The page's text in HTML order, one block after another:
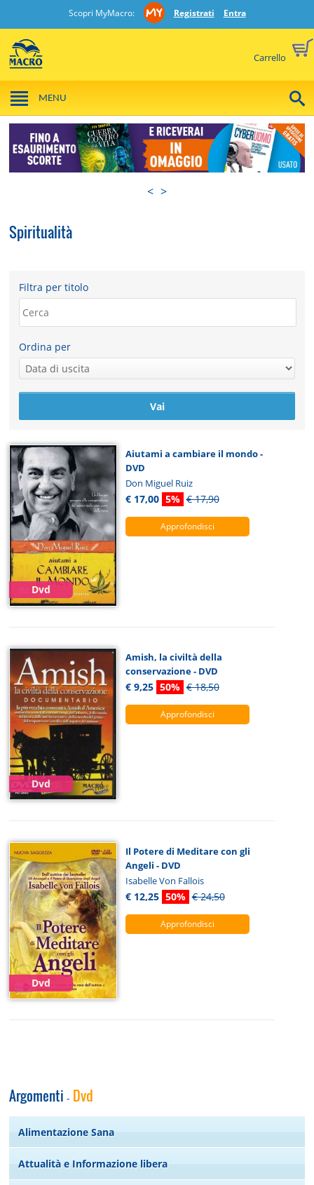
Scopri MyMacro: Registrati Entra
Carrello
MENU
< >
Spiritualità
Filtra per titolo
Ordina per
Dvd
Aiutami a cambiare il mondo -
DVD
Don Miguel Ruiz
€ 17,00 5% € 17,90
Approfondisci
Dvd
Amish, la civiltà della
conservazione - DVD
€ 9,25 50% € 18,50
Approfondisci
Dvd
Il Potere di Meditare con gli
Angeli - DVD
Isabelle Von Fallois
€ 12,25 50% € 24,50
Approfondisci
Argomenti - Dvd
Alimentazione Sana
Attualità e Informazione libera